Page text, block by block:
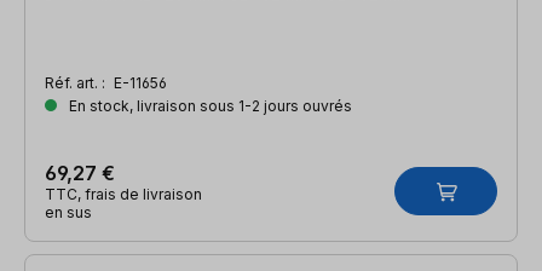
Réf. art. : E-11656
En stock, livraison sous 1-2 jours ouvrés
69,27 €
TTC, frais de livraison
en sus